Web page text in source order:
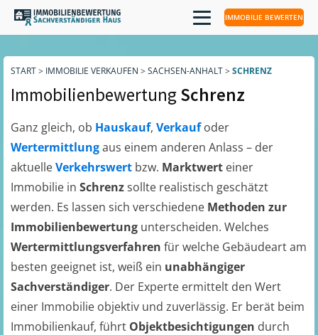
IMMOBILIE BEWERTEN
START> IMMOBILIE VERKAUFEN > SACHSEN-ANHALT> SCHRENZ
ImmobilienbewertungSchrenz
Ganz gleich, ob Hauskauf, Verkaufoder
Wertermittlungaus einem anderen Anlass – der
aktuelleVerkehrswert bzw. Marktwert einer
Immobilie in Schrenzsollte realistisch geschätzt
werden. Es lassen sich verschiedene Methoden zur
Immobilienbewertung unterscheiden. Welches
Wertermittlungsverfahren für welche Gebäudeart am
besten geeignet ist, weiß ein unabhängiger
Sachverständiger. Der Experte ermittelt den Wert
einer Immobilie objektiv und zuverlässig. Er berät beim
Immobilienkauf, führt Objektbesichtigungen durch